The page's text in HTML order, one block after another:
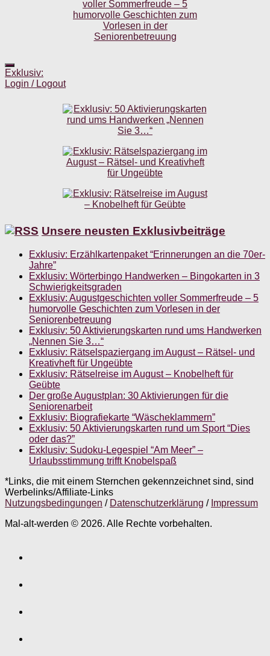
Exklusiv:
Login / Logout
Unsere neusten Exklusivbeiträge
Exklusiv: Erzählkartenpaket “Erinnerungen an die 70er-
Jahre”
Exklusiv: Wörterbingo Handwerken – Bingokarten in 3
Schwierigkeitsgraden
Exklusiv: Augustgeschichten voller Sommerfreude – 5
humorvolle Geschichten zum Vorlesen in der
Seniorenbetreuung
Exklusiv: 50 Aktivierungskarten rund ums Handwerken
„Nennen Sie 3…“
Exklusiv: Rätselspaziergang im August – Rätsel- und
Kreativheft für Ungeübte
Exklusiv: Rätselreise im August – Knobelheft für
Geübte
Der große Augustplan: 30 Aktivierungen für die
Seniorenarbeit
Exklusiv: Biografiekarte “Wäscheklammern”
Exklusiv: 50 Aktivierungskarten rund um Sport “Dies
oder das?”
Exklusiv: Sudoku-Legespiel “Am Meer” –
Urlaubsstimmung trifft Knobelspaß
*Links, die mit einem Sternchen gekennzeichnet sind, sind
Werbelinks/Affiliate-Links
Nutzungsbedingungen / Datenschutzerklärung / Impressum
Mal-alt-werden © 2026. Alle Rechte vorbehalten.